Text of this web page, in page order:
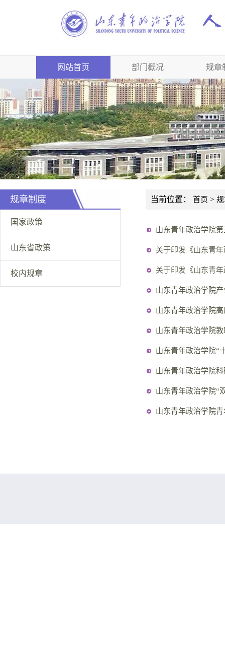
网站首页 部门概况 规章
规章制度
国家政策
山东省政策
校内规章
当前位置： 首页 >
山东青年政治学院
关于印发《山东青
关于印发《山东青
山东青年政治学院
山东青年政治学院
山东青年政治学院
山东青年政治学院“
山东青年政治学院
山东青年政治学院“
山东青年政治学院